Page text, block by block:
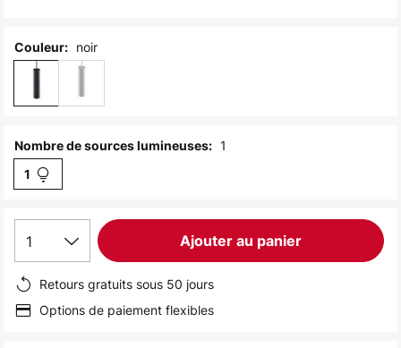
Couleur: noir
Nombre de sources lumineuses: 1
1
1 Ajouter au panier
Retours gratuits sous 50 jours
Options de paiement flexibles